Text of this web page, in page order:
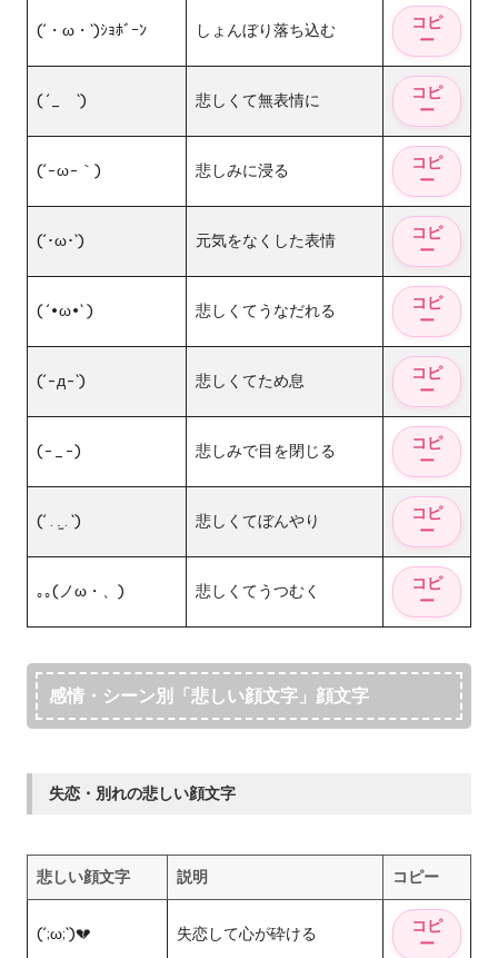
(´・ω・`)ｼｮﾎﾞｰﾝ しょんぼり落ち込む
( ´_ゝ`) 悲しくて無表情に
(´-ω-｀) 悲しみに浸る
(´･ω･`) 元気をなくした表情
( ´•ω•` ) 悲しくてうなだれる
(´-д-`) 悲しくてため息
(-_-) 悲しみで目を閉じる
(´ . .̫ . `) 悲しくてぼんやり
｡｡(ノω・、) 悲しくてうつむく
感情・シーン別「悲しい顔文字」顔文字
失恋・別れの悲しい顔文字
悲しい顔文字 説明 コピー
(´;ω;`)💔 失恋して心が砕ける